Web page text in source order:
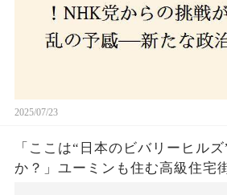
2025/07/23
「ここは“日本のビバリーヒル
か？」ユーミンも住む高級住宅